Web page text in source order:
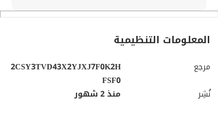
المعلومات التنظيمية
مرجع
2CSY3TVD43X2YJXJ7F0K2H
FSF0
نُشِر
منذ 2 شهور